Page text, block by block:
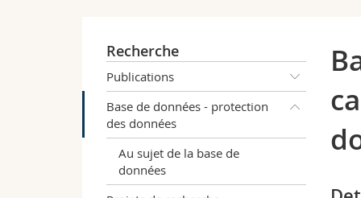
Recherche
Publications
Base de données - protection
des données
Au sujet de la base de
données